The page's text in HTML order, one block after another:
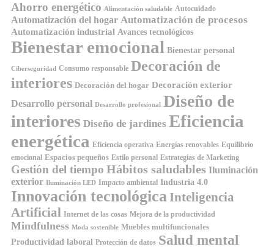
Ahorro energético Alimentación saludable Autocuidado
Automatización del hogar Automatización de procesos
Automatización industrial Avances tecnológicos
Bienestar emocional Bienestar personal
Ciberseguridad Consumo responsable Decoración de
interiores Decoración del hogar Decoración exterior
Desarrollo personal Desarrollo profesional
Diseño de
interiores Diseño de jardines Eficiencia
energética Eficiencia operativa Energías renovables Equilibrio
emocional Espacios pequeños Estilo personal Estrategias de Marketing
Gestión del tiempo Hábitos saludables Iluminación
exterior Iluminación LED Impacto ambiental Industria 4.0
Innovación tecnológica Inteligencia
Artificial Internet de las cosas Mejora de la productividad
Mindfulness Moda sostenible Muebles multifuncionales
Productividad laboral Protección de datos Salud mental